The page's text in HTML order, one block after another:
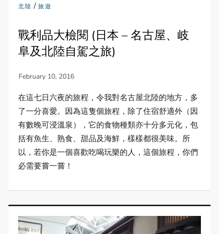
北陸 /旅遊
戰利品大檢閱 (日本 – 名古屋、岐
阜及北陸自駕之旅)
在這七日六夜的旅程，令我對名古屋北陸的地方，多
了一分喜愛。因為這隻個旅程，除了住宿舒適外（因
有數晚可浸溫泉），它的食物種類亦十分多元化，包
括有魚生、熟食、甜品及海鮮，樣樣都很美味。所
以，若你是一個喜歡吃喝玩樂的人，這個旅程，你們
必需要嘗一嘗！